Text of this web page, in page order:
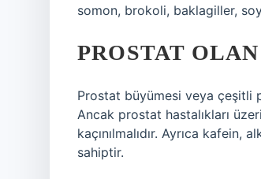
somon, brokoli, baklagiller,
PROSTAT
Prostat büyümesi veya çeşitli
Ancak prostat hastalıkları
kaçınılmalıdır. Ayrıca
sahiptir.